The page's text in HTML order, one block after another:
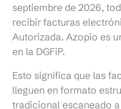
septiembre de 2026,
recibir facturas
Autorizada. Azopio es
en la DGFiP.
Esto significa que las
lleguen en formato
tradicional escaneado